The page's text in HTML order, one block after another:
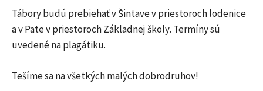
Tábory budú prebiehať v Šintave v priestoroch lodenice
a v Pate v priestoroch Základnej školy. Termíny sú
uvedené na plagátiku.
Tešíme sa na všetkých malých dobrodruhov!